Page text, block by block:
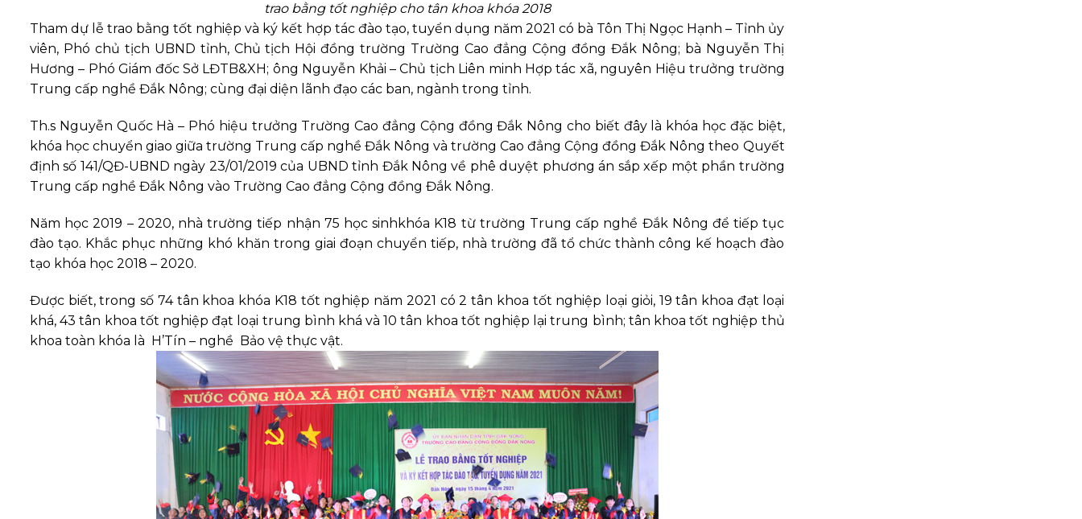
trao bằng tốt nghiệp cho tân khoa khóa 2018
Tham dự lễ trao bằng tốt nghiệp và ký kết hợp tác đào tạo, tuyển dụng năm 2021 có bà Tôn Thị Ngọc Hạnh – Tỉnh ủy
viên, Phó chủ tịch UBND tỉnh, Chủ tịch Hội đồng trường Trường Cao đẳng Cộng đồng Đắk Nông; bà Nguyễn Thị
Hương – Phó Giám đốc Sở LĐTB&XH; ông Nguyễn Khải – Chủ tịch Liên minh Hợp tác xã, nguyên Hiệu trưởng trường
Trung cấp nghề Đắk Nông; cùng đại diện lãnh đạo các ban, ngành trong tỉnh.
Th.s Nguyễn Quốc Hà – Phó hiệu trưởng Trường Cao đẳng Cộng đồng Đắk Nông cho biết đây là khóa học đặc biệt,
khóa học chuyển giao giữa trường Trung cấp nghề Đắk Nông và trường Cao đẳng Cộng đồng Đắk Nông theo Quyết
định số 141/QĐ-UBND ngày 23/01/2019 của UBND tỉnh Đắk Nông về phê duyệt phương án sắp xếp một phần trường
Trung cấp nghề Đắk Nông vào Trường Cao đẳng Cộng đồng Đắk Nông.
Năm học 2019 – 2020, nhà trường tiếp nhận 75 học sinhkhóa K18 từ trường Trung cấp nghề Đắk Nông để tiếp tục
đào tạo. Khắc phục những khó khăn trong giai đoạn chuyển tiếp, nhà trường đã tổ chức thành công kế hoạch đào
tạo khóa học 2018 – 2020.
Được biết, trong số 74 tân khoa khóa K18 tốt nghiệp năm 2021 có 2 tân khoa tốt nghiệp loại giỏi, 19 tân khoa đạt loại
khá, 43 tân khoa tốt nghiệp đạt loại trung bình khá và 10 tân khoa tốt nghiệp lại trung bình; tân khoa tốt nghiệp thủ
khoa toàn khóa là H’Tín – nghề Bảo vệ thực vật.